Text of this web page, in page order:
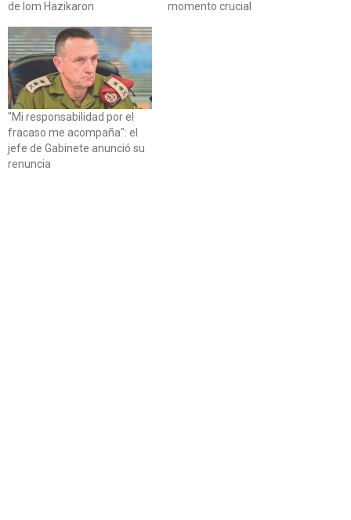
de Iom Hazikaron
momento crucial
"Mi responsabilidad por el
fracaso me acompaña": el
jefe de Gabinete anunció su
renuncia